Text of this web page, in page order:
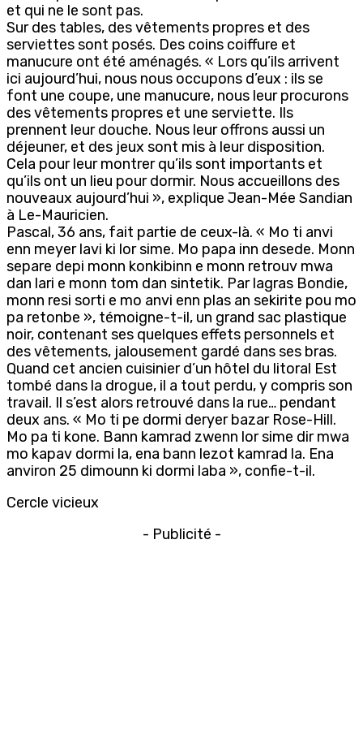
et qui ne le sont pas.
Sur des tables, des vêtements propres et des
serviettes sont posés. Des coins coiffure et
manucure ont été aménagés. « Lors qu’ils arrivent
ici aujourd’hui, nous nous occupons d’eux : ils se
font une coupe, une manucure, nous leur procurons
des vêtements propres et une serviette. Ils
prennent leur douche. Nous leur offrons aussi un
déjeuner, et des jeux sont mis à leur disposition.
Cela pour leur montrer qu’ils sont importants et
qu’ils ont un lieu pour dormir. Nous accueillons des
nouveaux aujourd’hui », explique Jean-Mée Sandian
à Le-Mauricien.
Pascal, 36 ans, fait partie de ceux-là. « Mo ti anvi
enn meyer lavi ki lor sime. Mo papa inn desede. Monn
separe depi monn konkibinn e monn retrouv mwa
dan lari e monn tom dan sintetik. Par lagras Bondie,
monn resi sorti e mo anvi enn plas an sekirite pou mo
pa retonbe », témoigne-t-il, un grand sac plastique
noir, contenant ses quelques effets personnels et
des vêtements, jalousement gardé dans ses bras.
Quand cet ancien cuisinier d’un hôtel du litoral Est
tombé dans la drogue, il a tout perdu, y compris son
travail. Il s’est alors retrouvé dans la rue… pendant
deux ans. « Mo ti pe dormi deryer bazar Rose-Hill.
Mo pa ti kone. Bann kamrad zwenn lor sime dir mwa
mo kapav dormi la, ena bann lezot kamrad la. Ena
anviron 25 dimounn ki dormi laba », confie-t-il.
Cercle vicieux
- Publicité -